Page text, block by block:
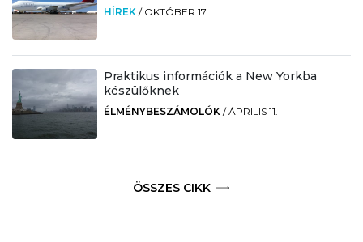
HÍREK / OKTÓBER 17.
Praktikus információk a New Yorkba
készülőknek
ÉLMÉNYBESZÁMOLÓK /ÁPRILIS 11.
ÖSSZES CIKK